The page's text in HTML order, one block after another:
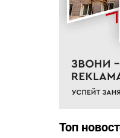
В
18:05
игра
Топ